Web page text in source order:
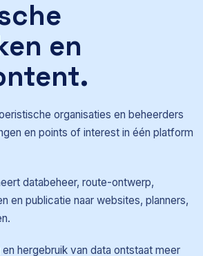
en
organisaties en beheerders
en points of interest in één platform
databeheer, route-ontwerp,
en publicatie naar websites, planners,
hergebruik van data ontstaat meer